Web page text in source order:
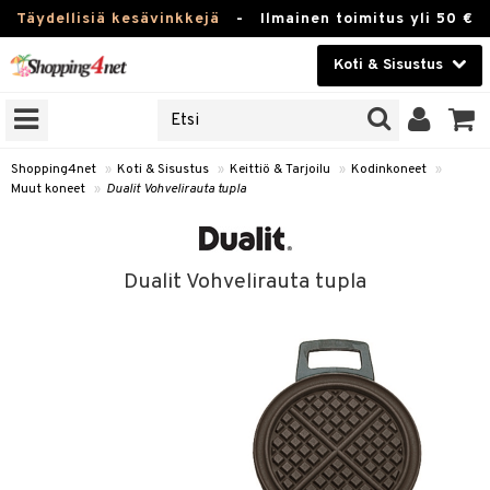
Täydellisiä kesävinkkejä - Ilmainen toimitus yli 50 €
Koti & Sisustus
Kauneudenhoito
Piilolinssit
Shopping4net » Koti & Sisustus » Keittiö & Tarjoilu » Kodinkoneet »
Muut koneet » Dualit Vohvelirauta tupla
Dualit Vohvelirauta tupla